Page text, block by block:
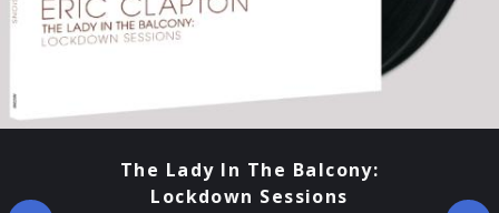
The Lady In The Balcony:
Lockdown Sessions